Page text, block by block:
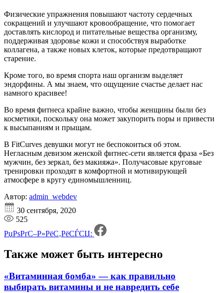
Физические упражнения повышают частоту сердечных
сокращений и улучшают кровообращение, что помогает
доставлять кислород и питательные вещества организму,
поддерживая здоровье кожи и способствуя выработке
коллагена, а также новых клеток, которые предотвращают
старение.
Кроме того, во время спорта наш организм выделяет
эндорфины. А мы знаем, что ощущение счастье делает нас
намного красивее!
Во время фитнеса крайне важно, чтобы женщины были без
косметики, поскольку она может закупорить поры и привести
к высыпаниям и прыщам.
В FitCurves девушки могут не беспокоиться об этом.
Негласным девизом женской фитнес-сети является фраза «Без
мужчин, без зеркал, без макияжа». Получасовые круговые
тренировки проходят в комфортной и мотивирующей
атмосфере в кругу единомышленниц.
Автор: admin_webdev
30 сентября, 2020
525
РџРѕРґС–Р»РёС‚РёСЃСЏ:
Также может быть интересно
«Витаминная бомба» — как правильно
выбирать витамины и не навредить себе